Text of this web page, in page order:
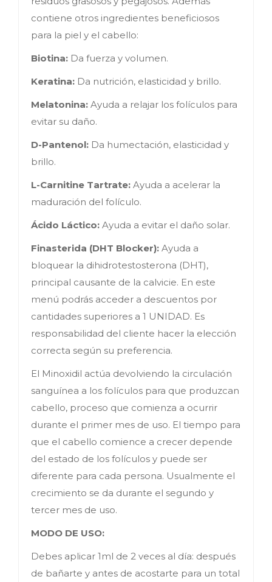
contiene otros ingredientes beneficiosos
para la piel y el cabello:
Biotina: Da fuerza y volumen.
Keratina: Da nutrición, elasticidad y brillo.
Melatonina: Ayuda a relajar los folículos para
evitar su daño.
D-Pantenol: Da humectación, elasticidad y
brillo.
L-Carnitine Tartrate: Ayuda a acelerar la
maduración del folículo.
Ácido Láctico: Ayuda a evitar el daño solar.
Finasterida (DHT Blocker): Ayuda a
bloquear la dihidrotestosterona (DHT),
principal causante de la calvicie. En este
menú podrás acceder a descuentos por
cantidades superiores a 1 UNIDAD. Es
responsabilidad del cliente hacer la elección
correcta según su preferencia.
El Minoxidil actúa devolviendo la circulación
sanguínea a los folículos para que produzcan
cabello, proceso que comienza a ocurrir
durante el primer mes de uso. El tiempo para
que el cabello comience a crecer depende
del estado de los folículos y puede ser
diferente para cada persona. Usualmente el
crecimiento se da durante el segundo y
tercer mes de uso.
MODO DE USO:
Debes aplicar 1ml de 2 veces al día: después
de bañarte y antes de acostarte para un total